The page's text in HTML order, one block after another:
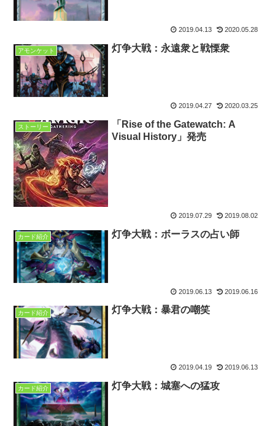
2019.04.13 2020.05.28
アモンケット 灯争大戦：永遠衆と戦慄衆
2019.04.27 2020.03.25
ストーリー
「Rise of the Gatewatch: A
Visual History」発売
2019.07.29 2019.08.02
カード紹介 灯争大戦：ボーラスの占い師
2019.06.13 2019.06.16
カード紹介 灯争大戦：暴君の嘲笑
2019.04.19 2019.06.13
カード紹介 灯争大戦：城塞への猛攻